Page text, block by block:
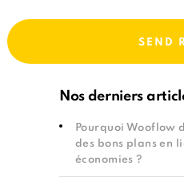
Nos derniers
Pourquoi Wooflow
des bons plans en
économies ?